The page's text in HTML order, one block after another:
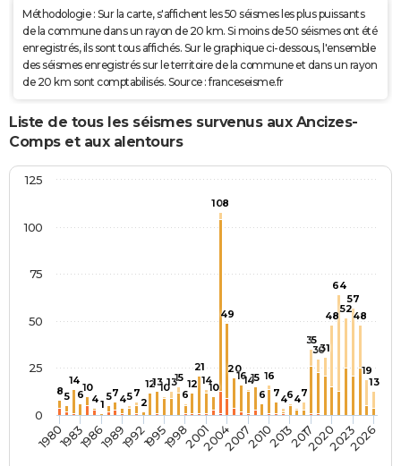
Méthodologie : Sur la carte, s'affichent les 50 séismes les plus puissants
de la commune dans un rayon de 20 km. Si moins de 50 séismes ont été
enregistrés, ils sont tous affichés. Sur le graphique ci-dessous, l'ensemble
des séismes enregistrés sur le territoire de la commune et dans un rayon
de 20 km sont comptabilisés. Source : franceseisme.fr
Liste de tous les séismes survenus aux Ancizes-
Comps et aux alentours
85
14
6
10
41
57457
2
1213101315
6
12
21
14
10
108
49
20
161415
6
16
74647
35
3031
48
64
52
57
48
19
13
1980198319861989199219951998200120042007201020132017202020232026
0
25
50
75
100
125